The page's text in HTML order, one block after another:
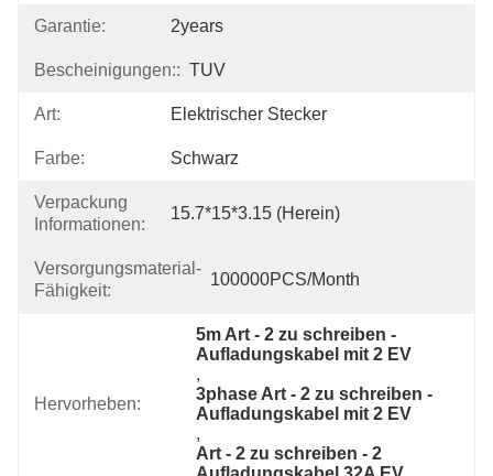
Garantie: 2years
Bescheinigungen:: TUV
Art: Elektrischer Stecker
Farbe: Schwarz
Verpackung
Informationen:
15.7*15*3.15 (herein)
Versorgungsmaterial-
Fähigkeit:
100000PCS/Month
Hervorheben:
5m Art - 2 zu schreiben -
Aufladungskabel mit 2 EV
,
3phase Art - 2 zu schreiben -
Aufladungskabel mit 2 EV
,
Art - 2 zu schreiben - 2